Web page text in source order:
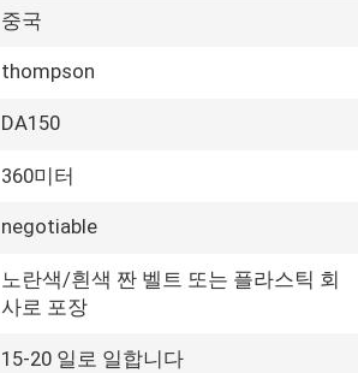
중국
thompson
DA150
360미터
negotiable
노란색/흰색 짠 벨트 또는 플라스틱 회
사로 포장
15-20 일로 일합니다